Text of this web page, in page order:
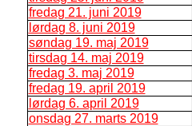
fredag 21. juni 2019
lørdag 8. juni 2019
søndag 19. maj 2019
tirsdag 14. maj 2019
fredag 3. maj 2019
fredag 19. april 2019
lørdag 6. april 2019
onsdag 27. marts 2019